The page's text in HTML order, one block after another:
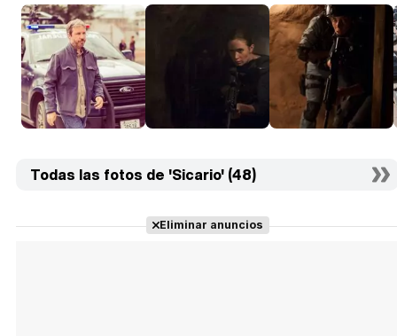
Todas las fotos de 'Sicario' (48)
Eliminar anuncios